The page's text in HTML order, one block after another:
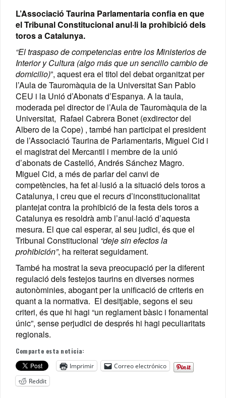
L’Associació Taurina Parlamentaria confia en que
el Tribunal Constitucional anul·li la prohibició dels
toros a Catalunya.
“El traspaso de competencias entre los Ministerios de
Interior y Cultura (algo más que un sencillo cambio de
domicilio)”, aquest era el titol del debat organitzatper
l’Aula de Tauromàquia de la Universitat San Pablo
CEU i la Unió d’Abonats d’Espanya. A la taula,
moderada pel director de l’Aula de Tauromàquia de la
Universitat, Rafael Cabrera Bonet (exdirector del
Albero de la Cope) , també han participat el president
de l’Associació Taurina de Parlamentaris, Miguel Cid i
el magistrat del Mercantil i membre de la unió
d’abonats de Castelló, Andrés Sánchez Magro.
Miguel Cid, a més de parlar del canvi de
competències, ha fet al·lusió a la situació dels toros a
Catalunya, i creu que el recurs d’inconstitucionalitat
plantejat contra la prohibició de la festa dels toros a
Catalunya es resoldrà amb l’anul·lació d’aquesta
mesura. El que cal esperar, al seu judici, és que el
Tribunal Constitucional “deje sin efectos la
prohibición”, ha reiterat seguidament.
També ha mostrat la seva preocupació per la diferent
regulació dels festejos taurins en diverses normes
autonòminies, abogant per la unificació de criteris en
quant a la normativa. El desitjable, segons el seu
criteri, és que hi hagi “un reglament bàsic i fonamental
únic”, sense perjudici de després hi hagi peculiaritats
regionals.
Comparte esta noticia:
Imprimir
Correo electrónico
Reddit